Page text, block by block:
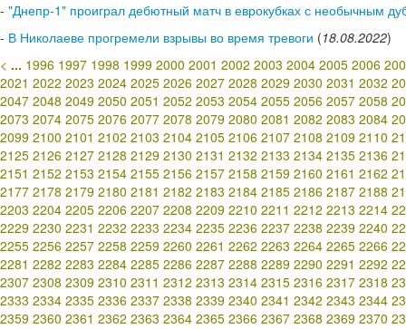
- "Днепр-1" проиграл дебютный матч в еврокубках с необычным
- В Николаеве прогремели взрывы во время тревоги (18.08.2022)
< ... 1996 1997 1998 1999 2000 2001 2002 2003 2004 2005 2006
2021 2022 2023 2024 2025 2026 2027 2028 2029 2030 2031 2032
2047 2048 2049 2050 2051 2052 2053 2054 2055 2056 2057 2058
2073 2074 2075 2076 2077 2078 2079 2080 2081 2082 2083 2084
2099 2100 2101 2102 2103 2104 2105 2106 2107 2108 2109 2110
2125 2126 2127 2128 2129 2130 2131 2132 2133 2134 2135 2136
2151 2152 2153 2154 2155 2156 2157 2158 2159 2160 2161 2162
2177 2178 2179 2180 2181 2182 2183 2184 2185 2186 2187 2188
2203 2204 2205 2206 2207 2208 2209 2210 2211 2212 2213 2214
2229 2230 2231 2232 2233 2234 2235 2236 2237 2238 2239 2240
2255 2256 2257 2258 2259 2260 2261 2262 2263 2264 2265 2266
2281 2282 2283 2284 2285 2286 2287 2288 2289 2290 2291 2292
2307 2308 2309 2310 2311 2312 2313 2314 2315 2316 2317 2318
2333 2334 2335 2336 2337 2338 2339 2340 2341 2342 2343 2344
2359 2360 2361 2362 2363 2364 2365 2366 2367 2368 2369 2370